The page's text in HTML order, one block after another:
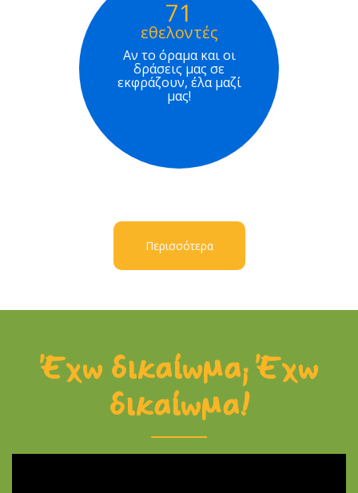
71
εθελοντές
Αν το όραμα και οι
δράσεις μας σε
εκφράζουν, έλα μαζί
μας!
Περισσότερα
Έχω δικαίωμα; Έχω
δικαίωμα!